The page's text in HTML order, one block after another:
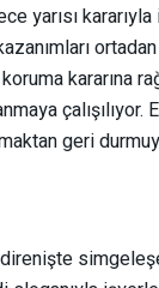
yarısı
kararına
geri